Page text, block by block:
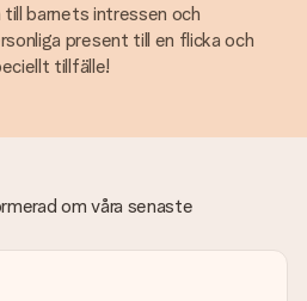
barnets intressen och
present till en flicka och
tillfälle!
om våra senaste